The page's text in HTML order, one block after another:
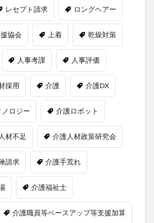
レセプト請求 ロングヘアー
協会 上着 乾燥対策
人事考課 人事評価
採用 介護 介護DX
ロジー 介護ロボット
材不足 介護人材政策研究会
請求 介護手荒れ
介護福祉士
介護職員等ベースアップ等支援加算